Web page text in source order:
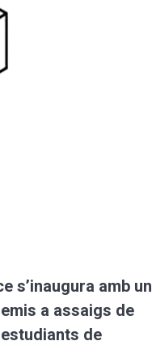
s’inaugura amb un
a assaigs de
de